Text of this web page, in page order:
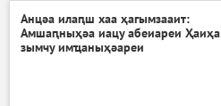
Анцәа илаԥш хаа ҳагымзааит:
Амшаԥныҳәа иацу абеиареи Ҳаиҳа
зымчу имҵаныҳәареи